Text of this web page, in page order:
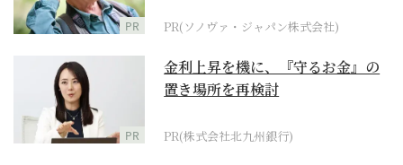
PR PR(ソノヴァ・ジャパン株式会社)
PR
金利上昇を機に、『守るお金』の
置き場所を再検討
PR(株式会社北九州銀行)